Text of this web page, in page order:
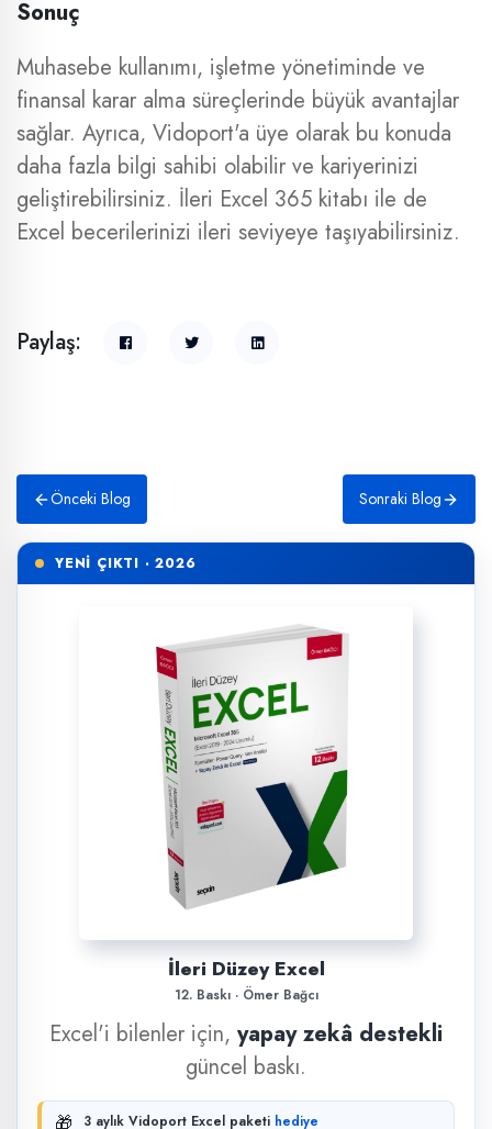
Sonuç
Muhasebe kullanımı, işletme yönetiminde ve
finansal karar alma süreçlerinde büyük avantajlar
sağlar. Ayrıca, Vidoport'a üye olarak bu konuda
daha fazla bilgi sahibi olabilir ve kariyerinizi
geliştirebilirsiniz. İleri Excel 365 kitabı ile de
Excel becerilerinizi ileri seviyeye taşıyabilirsiniz.
Paylaş:
Önceki Blog Sonraki Blog
YENİ ÇIKTI · 2026
İleri Düzey Excel
12. Baskı · Ömer Bağcı
Excel'i bilenler için, yapay zekâ destekli
güncel baskı.
🎁 3 aylık Vidoport Excel paketi hediye